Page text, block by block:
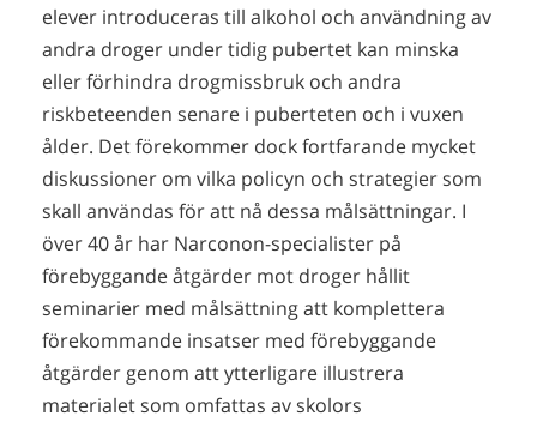
elever introduceras till alkohol och användning av
andra droger under tidig pubertet kan minska
eller förhindra drogmissbruk och andra
riskbeteenden senare i puberteten och i vuxen
ålder. Det förekommer dock fortfarande mycket
diskussioner om vilka policyn och strategier som
skall användas för att nå dessa målsättningar. I
över 40 år har Narconon-specialister på
förebyggande åtgärder mot droger hållit
seminarier med målsättning att komplettera
förekommande insatser med förebyggande
åtgärder genom att ytterligare illustrera
materialet som omfattas av skolors